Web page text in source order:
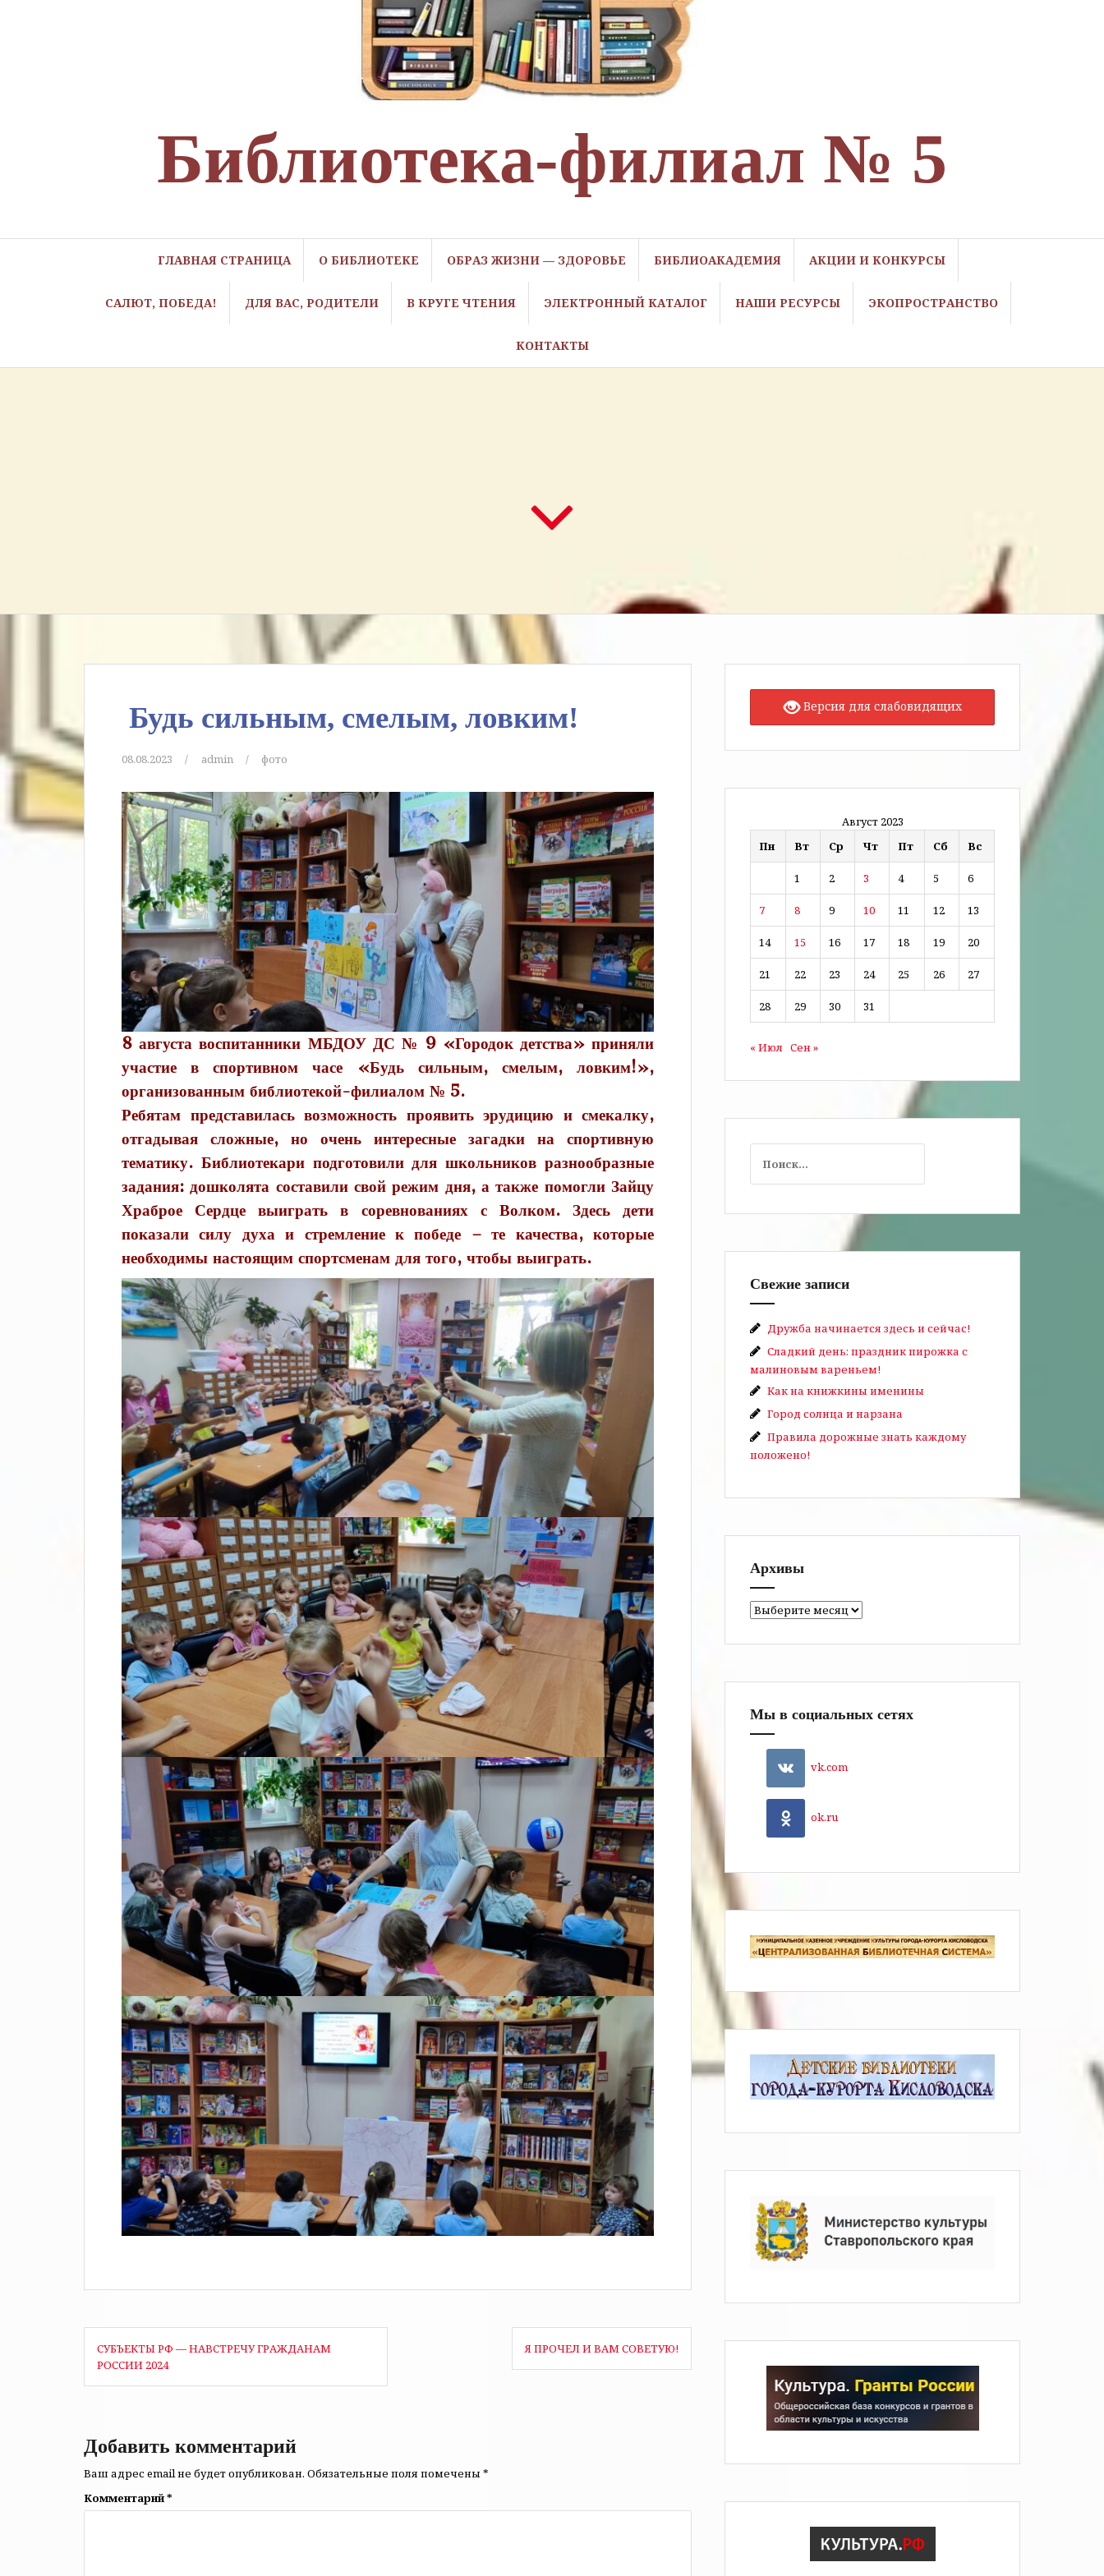
Библиотека-филиал № 5
ГЛАВНАЯ СТРАНИЦА О БИБЛИОТЕКЕ ОБРАЗ ЖИЗНИ — ЗДОРОВЬЕ БИБЛИОАКАДЕМИЯ АКЦИИ И КОНКУРСЫ
САЛЮТ, ПОБЕДА! ДЛЯ ВАС, РОДИТЕЛИ В КРУГЕ ЧТЕНИЯ ЭЛЕКТРОННЫЙ КАТАЛОГ НАШИ РЕСУРСЫ ЭКОПРОСТРАНСТВО
КОНТАКТЫ
Будь сильным, смелым, ловким!
08.08.2023 admin фото
8 августа воспитанники МБДОУ ДС № 9 «Городок детства» приняли
участие в спортивном часе «Будь сильным, смелым, ловким!»,
организованным библиотекой-филиалом № 5.
Ребятам представилась возможность проявить эрудицию и смекалку,
отгадывая сложные, но очень интересные загадки на спортивную
тематику. Библиотекари подготовили для школьников разнообразные
задания: дошколята составили свой режим дня, а также помогли Зайцу
Храброе Сердце выиграть в соревнованиях с Волком. Здесь дети
показали силу духа и стремление к победе – те качества, которые
необходимы настоящим спортсменам для того, чтобы выиграть.
Навигация
по
СУБЪЕКТЫ РФ — НАВСТРЕЧУ ГРАЖДАНАМ
РОССИИ 2024
Я ПРОЧЕЛ И ВАМ СОВЕТУЮ!
Добавить комментарий
Ваш адрес email не будет опубликован. Обязательные поля помечены *
Комментарий*
Версия для слабовидящих
Август 2023
Пн
Вт Ср Чт Пт Сб Вс
1 2 3 4 5 6
7 8 9 10 11 12 13
14 15 16 17 18 19 20
21 22 23 24 25 26 27
28 29 30 31
« Июл Сен »
Свежие записи
Дружба начинается здесь и сейчас!
Сладкий день: праздник пирожка с
малиновым вареньем!
Как на книжкины именины
Город солнца и нарзана
Правила дорожные знать каждому
положено!
Архивы
Архивы
Мы в социальных сетях
vk.com
ok.ru